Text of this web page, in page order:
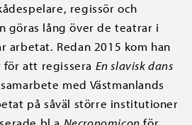
regissör och
göras lång över de teatrar i
arbetat. Redan 2015 kom han
att regissera En slavisk dans
med Västmanlands
på såväl större institutioner